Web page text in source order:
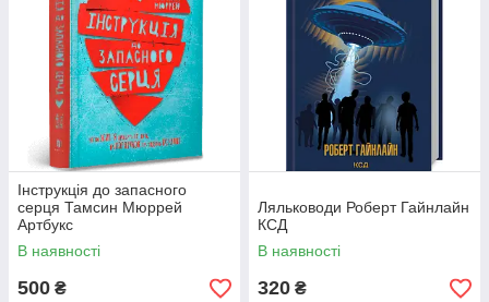
Інструкція до запасного
серця Тамсин Мюррей
Артбукс
В наявності
500 ₴
Ляльководи Роберт Гайнлайн
КСД
В наявності
320 ₴